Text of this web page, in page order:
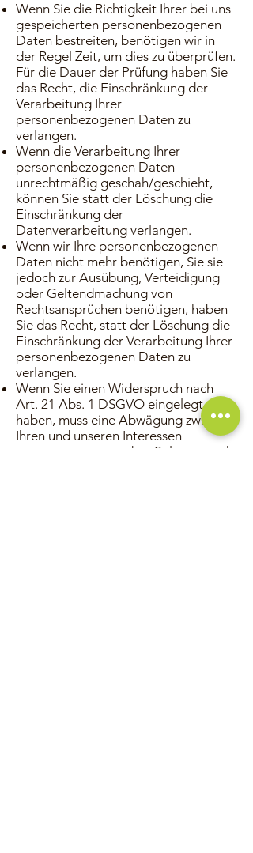
Wenn Sie die Richtigkeit Ihrer bei uns
gespeicherten personenbezogenen
Daten bestreiten, benötigen wir in
der Regel Zeit, um dies zu überprüfen.
Für die Dauer der Prüfung haben Sie
das Recht, die Einschränkung der
Verarbeitung Ihrer
personenbezogenen Daten zu
verlangen.
Wenn die Verarbeitung Ihrer
personenbezogenen Daten
unrechtmäßig geschah/geschieht,
können Sie statt der Löschung die
Einschränkung der
Datenverarbeitung verlangen.
Wenn wir Ihre personenbezogenen
Daten nicht mehr benötigen, Sie sie
jedoch zur Ausübung, Verteidigung
oder Geltendmachung von
Rechtsansprüchen benötigen, haben
Sie das Recht, statt der Löschung die
Einschränkung der Verarbeitung Ihrer
personenbezogenen Daten zu
verlangen.
Wenn Sie einen Widerspruch nach
Art. 21 Abs. 1 DSGVO eingelegt
haben, muss eine Abwägung zwischen
Ihren und unseren Interessen
vorgenommen werden. Solange noch